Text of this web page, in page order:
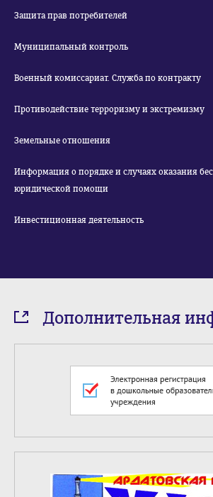
Защита прав потребителей
Муниципальный контроль
Военный комиссариат. Служба по контракту
Противодействие терроризму и экстремизму
Земельные отношения
Информация о порядке и случаях оказания
юридической помощи
Инвестиционная деятельность
Дополнительная